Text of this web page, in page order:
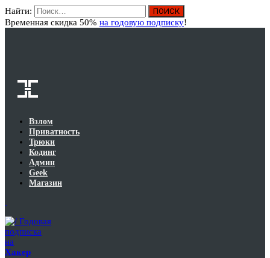
Найти:
Временная скидка 50% на годовую подписку!
Взлом
Приватность
Трюки
Кодинг
Админ
Geek
Магазин
Годовая
подписка
на
Хакер